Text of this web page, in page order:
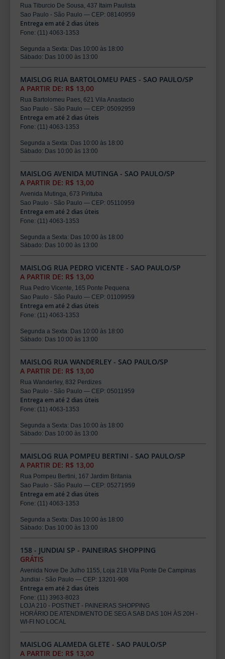
Rua Tiburcio De Sousa, 437 Itaim Paulista
Sao Paulo - São Paulo — CEP: 08140959
Entrega em até 2 dias úteis
Fone: (11) 4063-1353
Segunda a Sexta: Das 10:00 às 18:00
Sábado: Das 10:00 às 13:00
MAISLOG RUA BARTOLOMEU PAES - SAO PAULO/SP
A PARTIR DE: R$ 13,00
Rua Bartolomeu Paes, 621 Vila Anastacio
Sao Paulo - São Paulo — CEP: 05092959
Entrega em até 2 dias úteis
Fone: (11) 4063-1353
Segunda a Sexta: Das 10:00 às 18:00
Sábado: Das 10:00 às 13:00
MAISLOG AVENIDA MUTINGA - SAO PAULO/SP
A PARTIR DE: R$ 13,00
Avenida Mutinga, 673 Pirituba
Sao Paulo - São Paulo — CEP: 05110959
Entrega em até 2 dias úteis
Fone: (11) 4063-1353
Segunda a Sexta: Das 10:00 às 18:00
Sábado: Das 10:00 às 13:00
MAISLOG RUA PEDRO VICENTE - SAO PAULO/SP
A PARTIR DE: R$ 13,00
Rua Pedro Vicente, 165 Ponte Pequena
Sao Paulo - São Paulo — CEP: 01109959
Entrega em até 2 dias úteis
Fone: (11) 4063-1353
Segunda a Sexta: Das 10:00 às 18:00
Sábado: Das 10:00 às 13:00
MAISLOG RUA WANDERLEY - SAO PAULO/SP
A PARTIR DE: R$ 13,00
Rua Wanderley, 832 Perdizes
Sao Paulo - São Paulo — CEP: 05011959
Entrega em até 2 dias úteis
Fone: (11) 4063-1353
Segunda a Sexta: Das 10:00 às 18:00
Sábado: Das 10:00 às 13:00
MAISLOG RUA POMPEU BERTINI - SAO PAULO/SP
A PARTIR DE: R$ 13,00
Rua Pompeu Bertini, 167 Jardim Britania
Sao Paulo - São Paulo — CEP: 05271959
Entrega em até 2 dias úteis
Fone: (11) 4063-1353
Segunda a Sexta: Das 10:00 às 18:00
Sábado: Das 10:00 às 13:00
158 - JUNDIAI SP - PAINEIRAS SHOPPING
GRÁTIS
Avenida Nove De Julho 1155, Loja 218 Vila Ponte De Campinas
Jundiai - São Paulo — CEP: 13201-908
Entrega em até 2 dias úteis
Fone: (11) 3963-8023
LOJA 210 - POSTNET - PAINEIRAS SHOPPING
HORÁRIO DE ATENDIMENTO DE SEG A SAB DAS 10H ÀS 20H -
WI-FI NO LOCAL
MAISLOG ALAMEDA GLETE - SAO PAULO/SP
A PARTIR DE: R$ 13,00